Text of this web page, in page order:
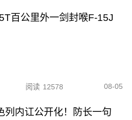
百公里外一剑封喉F-15J
阅读 12578 08-05
列内讧公开化！防长一句